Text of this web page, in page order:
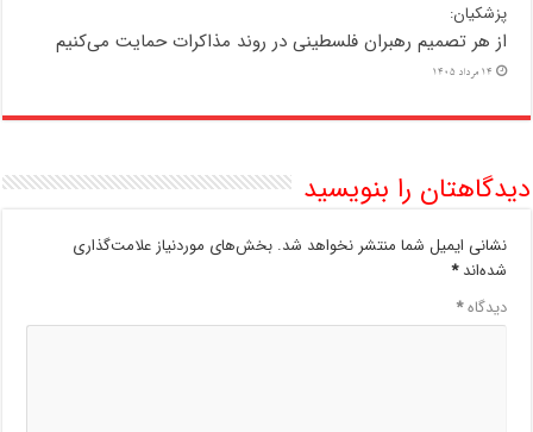
پزشکیان:
از هر تصمیم رهبران فلسطینی در روند مذاکرات حمایت می‌کنیم
14 مرداد 1405
دیدگاهتان را بنویسید
نشانی ایمیل شما منتشر نخواهد شد. بخش‌های موردنیاز علامت‌گذاری
شده‌اند*
دیدگاه*